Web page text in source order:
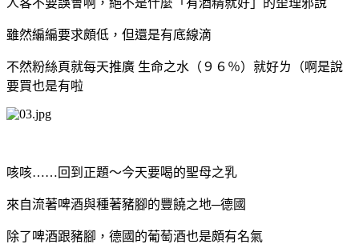
雖然編編要求頗低，但還是有底線滴
不然粉絲頁就每天推廣 生命之水（９６％）就好ㄌ（啊是說
要買也是有啦
咳咳……回到正題～今天要喝的聖母之乳
來自流著啤酒與種著豬腳的豐饒之地─德國
除了啤酒跟豬腳，德國的葡萄酒也是頗有名氣